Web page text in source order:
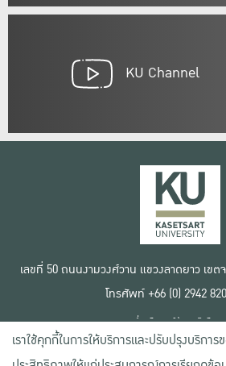
KU Channel
เลขที่ 50 ถนนงามวงศ์วาน แขวงลาดยาว เข
โทรศัพท์ +66 (0) 2942
เงื่อนไขการใช้งานเว็บไซต์
ข้อตกลงด้านสิทธิ์ใช้งาน
นโยบายความเป็นส่วนตัว
เราใช้คุกกี้ในการให้บริการและปรับปรุงบริกา